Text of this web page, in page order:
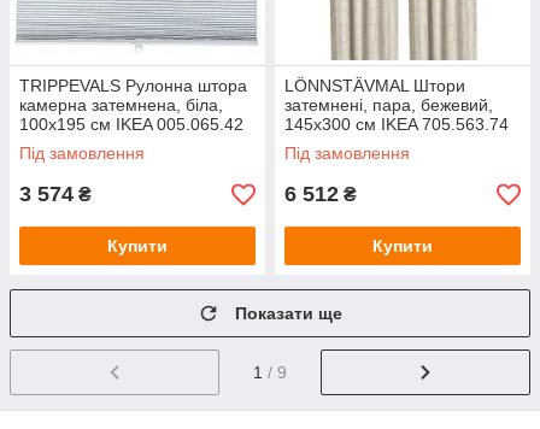
TRIPPEVALS Рулонна штора
камерна затемнена, біла,
100х195 см IKEA 005.065.42
Під замовлення
3 574 ₴
Купити
LÖNNSTÄVMAL Штори
затемнені, пара, бежевий,
145х300 см IKEA 705.563.74
Під замовлення
6 512 ₴
Купити
Показати ще
1 / 9